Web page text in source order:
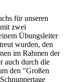
für unseren
zwei
Übungsleiter
wurden, den
im Rahmen der
auch durch die
den "Großen